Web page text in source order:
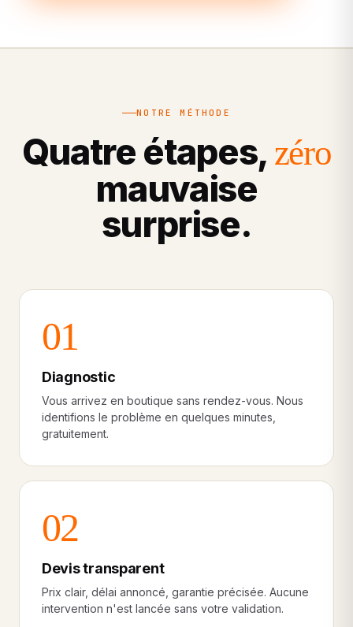
NOTRE MÉTHODE
Quatre étapes, zéro
mauvaise
surprise.
01
Diagnostic
Vous arrivez en boutique sans rendez-vous. Nous
identifions le problème en quelques minutes,
gratuitement.
02
Devis transparent
Prix clair, délai annoncé, garantie précisée. Aucune
intervention n'est lancée sans votre validation.